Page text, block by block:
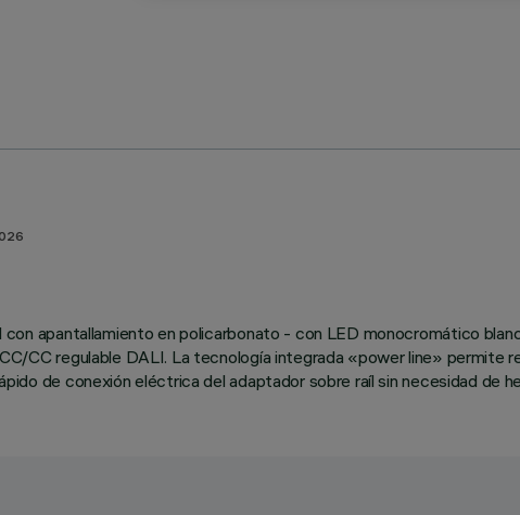
con apantallamiento en policarbonato - con LED monocromático
CC regulable DALI. La tecnología integrada «power line» permite
de conexión eléctrica del adaptador sobre raíl sin necesidad de